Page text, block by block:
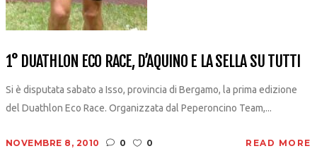
1° DUATHLON ECO RACE, D’AQUINO E LA SELLA SU TUTTI
Si è disputata sabato a Isso, provincia di Bergamo, la prima edizione
del Duathlon Eco Race. Organizzata dal Peperoncino Team,...
NOVEMBRE 8, 2010 0 0 READ MORE